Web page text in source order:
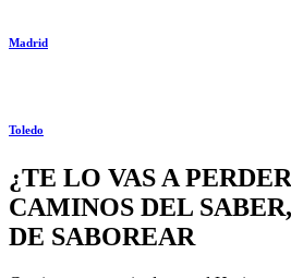
Madrid
Toledo
¿TE LO VAS A
CAMINOS DEL
DE SABOREAR